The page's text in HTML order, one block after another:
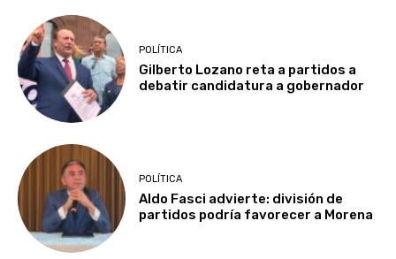
POLÍTICA
Gilberto Lozano reta a partidos a
debatir candidatura a gobernador
POLÍTICA
Aldo Fasci advierte: división de
partidos podría favorecer a Morena